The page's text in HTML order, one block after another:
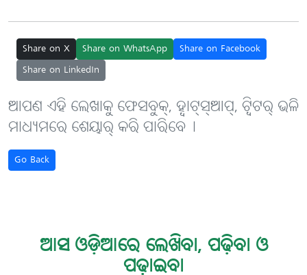
Share on X Share on WhatsApp
Share on Facebook
Share on LinkedIn
ଆପଣ ଏହି ଲେଖାକୁ ଫେସବୁକ୍, ହ୍ବାଟ୍‌ସ୍‌ଆପ୍, ଟ୍ବିଟର୍ ଭଳି
ମାଧ୍ୟମରେ ଶେୟାର୍ କରି ପାରିବେ୤
Go Back
ଆସ ଓଡ଼ିଆରେ ଲେଖିବା, ପଢ଼ିବା ଓ
ପଢ଼ାଇବା